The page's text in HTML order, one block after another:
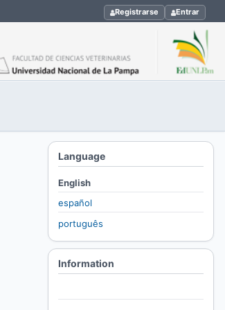
Registrarse Entrar
Language
English
español
português
Information